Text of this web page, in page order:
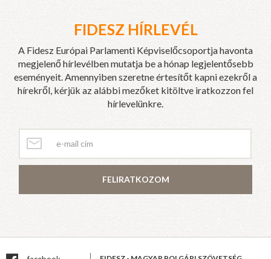
FIDESZ HÍRLEVÉL
A Fidesz Európai Parlamenti Képviselőcsoportja havonta
megjelenő hírlevélben mutatja be a hónap legjelentősebb
eseményeit. Amennyiben szeretne értesítőt kapni ezekről a
hírekről, kérjük az alábbi mezőket kitöltve iratkozzon fel
hírlevelünkre.
FELIRATKOZOM